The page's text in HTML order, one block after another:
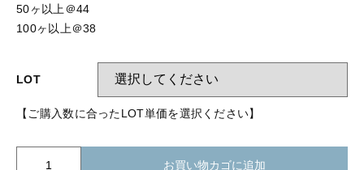
50ヶ以上＠44
100ヶ以上＠38
LOT
【ご購入数に合ったLOT単価を選択ください】
お買い物カゴに追加
【留め金具】 指輪
【留め金具】 クリップ・差込
【留め金具】 マスク用クリップ
【留め金具】 ネクタイピン
【留め金具】 丸カン・小判カン
【留め金具】 指輪
【留め金具】 イヤリング